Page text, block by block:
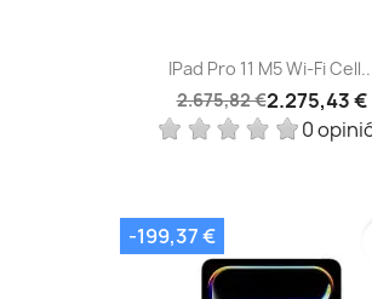
IPad Pro 11 M5 Wi‑Fi Cell...
2.675,82 €2.275,43 €
0
-199,37 €